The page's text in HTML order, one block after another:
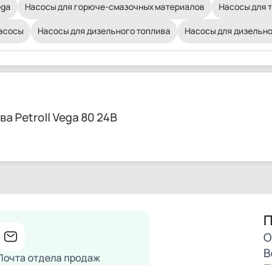
Насосы для горюче-смазочных материалов Насосы для
Насосы для дизельного топлива Насосы для
Petroll Vega 80 24В
отдела продаж